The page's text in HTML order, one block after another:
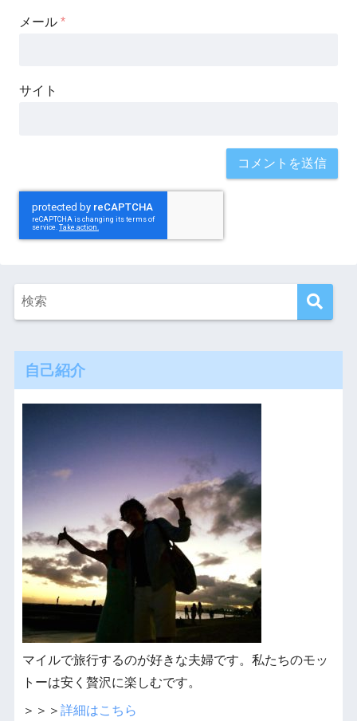
メール *
サイト
自己紹介
マイルで旅行するのが好きな夫婦です。私たちのモッ
トーは安く贅沢に楽しむです。
＞＞＞ 詳細はこちら